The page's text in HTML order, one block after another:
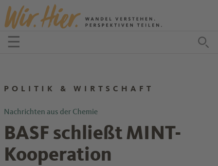
Zum Inhalt springen
☰Menü öffnen
POLITIK & WIRTSCHAFT
Nachrichten aus der Chemie
BASF schließt MINT-
Kooperation